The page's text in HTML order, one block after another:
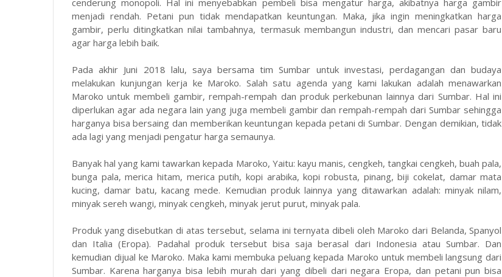
cenderung monopoli. Hal ini menyebabkan pembeli bisa mengatur harga, akibatnya harga gambir
menjadi rendah. Petani pun tidak mendapatkan keuntungan. Maka, jika ingin meningkatkan harga
gambir, perlu ditingkatkan nilai tambahnya, termasuk membangun industri, dan mencari pasar baru
agar harga lebih baik.
Pada akhir Juni 2018 lalu, saya bersama tim Sumbar untuk investasi, perdagangan dan budaya
melakukan kunjungan kerja ke Maroko. Salah satu agenda yang kami lakukan adalah menawarkan
Maroko untuk membeli gambir, rempah-rempah dan produk perkebunan lainnya dari Sumbar. Hal ini
diperlukan agar ada negara lain yang juga membeli gambir dan rempah-rempah dari Sumbar sehingga
harganya bisa bersaing dan memberikan keuntungan kepada petani di Sumbar. Dengan demikian, tidak
ada lagi yang menjadi pengatur harga semaunya.
Banyak hal yang kami tawarkan kepada Maroko, Yaitu: kayu manis, cengkeh, tangkai cengkeh, buah pala,
bunga pala, merica hitam, merica putih, kopi arabika, kopi robusta, pinang, biji cokelat, damar mata
kucing, damar batu, kacang mede. Kemudian produk lainnya yang ditawarkan adalah: minyak nilam,
minyak sereh wangi, minyak cengkeh, minyak jerut purut, minyak pala.
Produk yang disebutkan di atas tersebut, selama ini ternyata dibeli oleh Maroko dari Belanda, Spanyol
dan Italia (Eropa). Padahal produk tersebut bisa saja berasal dari Indonesia atau Sumbar. Dan
kemudian dijual ke Maroko. Maka kami membuka peluang kepada Maroko untuk membeli langsung dari
Sumbar. Karena harganya bisa lebih murah dari yang dibeli dari negara Eropa, dan petani pun bisa